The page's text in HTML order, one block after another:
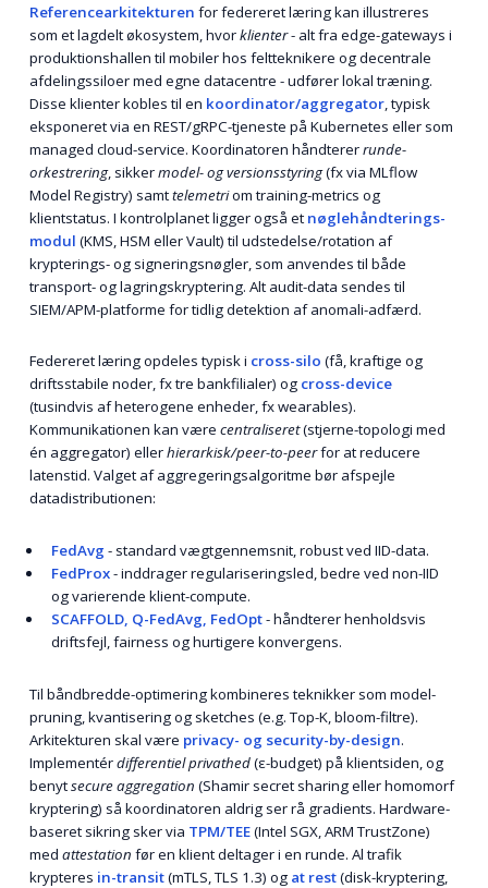
Referencearkitekturen for federeret læring kan illustreres
som et lagdelt økosystem, hvorklienter- alt fra edge-gateways i
produktionshallen til mobiler hos feltteknikere og decentrale
afdelingssiloer med egne datacentre - udfører lokal træning.
Disse klienter kobles til en koordinator/aggregator, typisk
eksponeret via en REST/gRPC-tjeneste på Kubernetes eller som
managed cloud-service. Koordinatoren håndtererrunde-
orkestrering, sikkermodel- og versionsstyring(fx via MLflow
Model Registry) samttelemetriom training-metrics og
klientstatus. I kontrolplanet ligger også et nøglehåndterings-
modul (KMS, HSM eller Vault) til udstedelse/rotation af
krypterings- og signeringsnøgler, som anvendes til både
transport- og lagringskryptering. Alt audit-data sendes til
SIEM/APM-platforme for tidlig detektion af anomali-adfærd.
Federeret læring opdeles typisk i cross-silo (få, kraftige og
driftsstabile noder, fx tre bankfilialer) og cross-device
(tusindvis af heterogene enheder, fx wearables).
Kommunikationen kan være centraliseret(stjerne-topologi med
én aggregator) ellerhierarkisk/peer-to-peerfor at reducere
latenstid. Valget af aggregeringsalgoritme bør afspejle
datadistributionen:
FedAvg - standard vægtgennemsnit, robust ved IID-data.
FedProx- inddrager regulariseringsled, bedre ved non-IID
og varierende klient-compute.
SCAFFOLD, Q-FedAvg, FedOpt- håndterer henholdsvis
driftsfejl, fairness og hurtigere konvergens.
Til båndbredde-optimering kombineres teknikker som model-
pruning, kvantisering og sketches (e.g. Top-K, bloom-filtre).
Arkitekturen skal være privacy- og security-by-design.
Implementérdifferentiel privathed(ε-budget) på klientsiden, og
benytsecure aggregation (Shamir secret sharing eller homomorf
kryptering) så koordinatoren aldrig ser rå gradients. Hardware-
baseret sikring sker via TPM/TEE(Intel SGX, ARM TrustZone)
med attestation før en klient deltager i en runde. Al trafik
krypteres in-transit(mTLS, TLS 1.3) og at rest(disk-kryptering,